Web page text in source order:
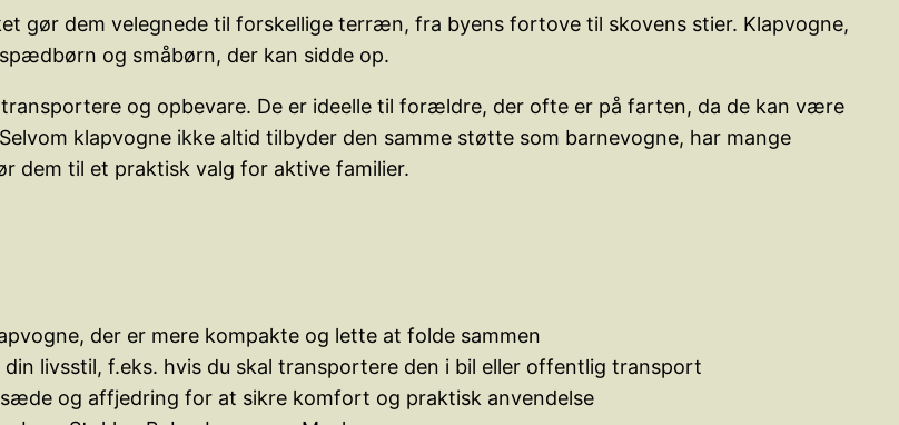
gør dem velegnede til forskellige terræn, fra byens fortove til skovens stier. Klapvogne,
og småbørn, der kan sidde op.
og opbevare. De er ideelle til forældre, der ofte er på farten, da de kan være
klapvogne ikke altid tilbyder den samme støtte som barnevogne, har mange
dem til et praktisk valg for aktive familier.
der er mere kompakte og lette at folde sammen
livsstil, f.eks. hvis du skal transportere den i bil eller offentlig transport
og affjedring for at sikre komfort og praktisk anvendelse